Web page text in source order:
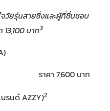
วัยรุ่นสายซิ่งและผู้ที่ชื่นชอบ
13,100บาท3
ราคา 7,600 บาท
รนด์ AZZY)2